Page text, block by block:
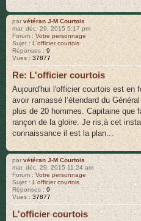
parvétéran J-M Courtois
mar. déc. 29, 2015 5:17 pm
Forum : Votre personnage
Sujet : L'officier courtois
Réponses : 9
Vues : 37877
Re: L'officier courtois
Aujourd'hui l'officier courtois est en
avoir ramassé l’étendard du
plus de 20 hommes. Capitaine que
rançon de la gloire. Je ris,à cet
connaissance il est la plan...
parvétéran J-M Courtois
mar. déc. 29, 2015 11:24 am
Forum :Votre personnage
Sujet :L'officier courtois
Réponses : 9
Vues : 37877
L'officier courtois